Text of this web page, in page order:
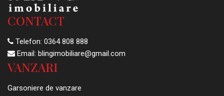
CONTACT
Telefon: 0364 808 888
Email: blingimobiliare@gmail.com
VANZARI
Garsoniere de vanzare